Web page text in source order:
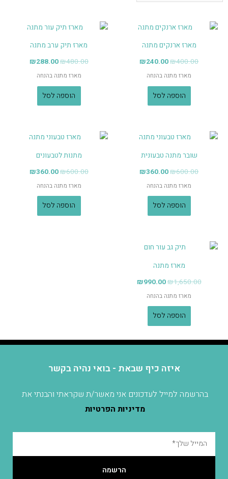
מארז ארנקים מתנה
₪400.00
₪240.00
מארז מתנה בהנחה
הוספה לסל
מארז תיק ערב מתנה
₪480.00
₪288.00
מארז מתנה בהנחה
הוספה לסל
שובר מתנה טבעונית
₪600.00
₪360.00
מארז מתנה בהנחה
הוספה לסל
מתנות לטבעונים
₪600.00
₪360.00
מארז מתנה בהנחה
הוספה לסל
מארז מתנה
₪1,650.00
₪990.00
מארז מתנה בהנחה
הוספה לסל
איזה כיף שבאת - בואי נהיה בקשר
בהרשמה למייל לעדכונים אני מאשר/ת שקראתי והבנתי את
מדיניות הפרטיות
הרשמה